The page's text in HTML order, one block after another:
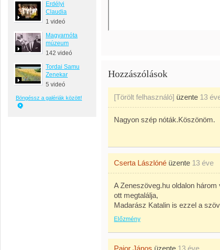
Erdélyi
Claudia
1 videó
Magyarnóta
múzeum
142 videó
Tordai Samu
Zenekar
5 videó
Böngéssz a galériák között!
Hozzászólások
[Törölt felhasználó] üzente 13
Nagyon szép nóták.Köszönöm.
Cserta Lászlóné üzente 13 éve
A Zeneszöveg.hu oldalon
ott megtalálja,
Madarász Katalin is ezzel a
Előzmény
Pajor János üzente 13 éve